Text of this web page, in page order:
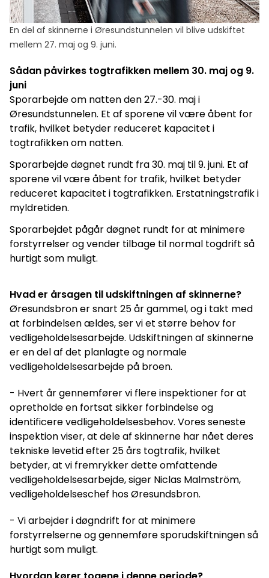
En del af skinnerne i Øresundstunnelen vil blive udskiftet
mellem 27. maj og 9. juni.
Sådan påvirkes togtrafikken mellem 30. maj og 9.
juni
Sporarbejde om natten den 27.-30. maj i
Øresundstunnelen. Et af sporene vil være åbent for
trafik, hvilket betyder reduceret kapacitet i
togtrafikken om natten.
Sporarbejde døgnet rundt fra 30. maj til 9. juni. Et af
sporene vil være åbent for trafik, hvilket betyder
reduceret kapacitet i togtrafikken. Erstatningstrafik i
myldretiden.
Sporarbejdet pågår døgnet rundt for at minimere
forstyrrelser og vender tilbage til normal togdrift så
hurtigt som muligt.
Hvad er årsagen til udskiftningen af skinnerne?
Øresundsbron er snart 25 år gammel, og i takt med
at forbindelsen ældes, ser vi et større behov for
vedligeholdelsesarbejde. Udskiftningen af skinnerne
er en del af det planlagte og normale
vedligeholdelsesarbejde på broen.
- Hvert år gennemfører vi flere inspektioner for at
opretholde en fortsat sikker forbindelse og
identificere vedligeholdelsesbehov. Vores seneste
inspektion viser, at dele af skinnerne har nået deres
tekniske levetid efter 25 års togtrafik, hvilket
betyder, at vi fremrykker dette omfattende
vedligeholdelsesarbejde, siger Niclas Malmström,
vedligeholdelseschef hos Øresundsbron.
- Vi arbejder i døgndrift for at minimere
forstyrrelserne og gennemføre sporudskiftningen så
hurtigt som muligt.